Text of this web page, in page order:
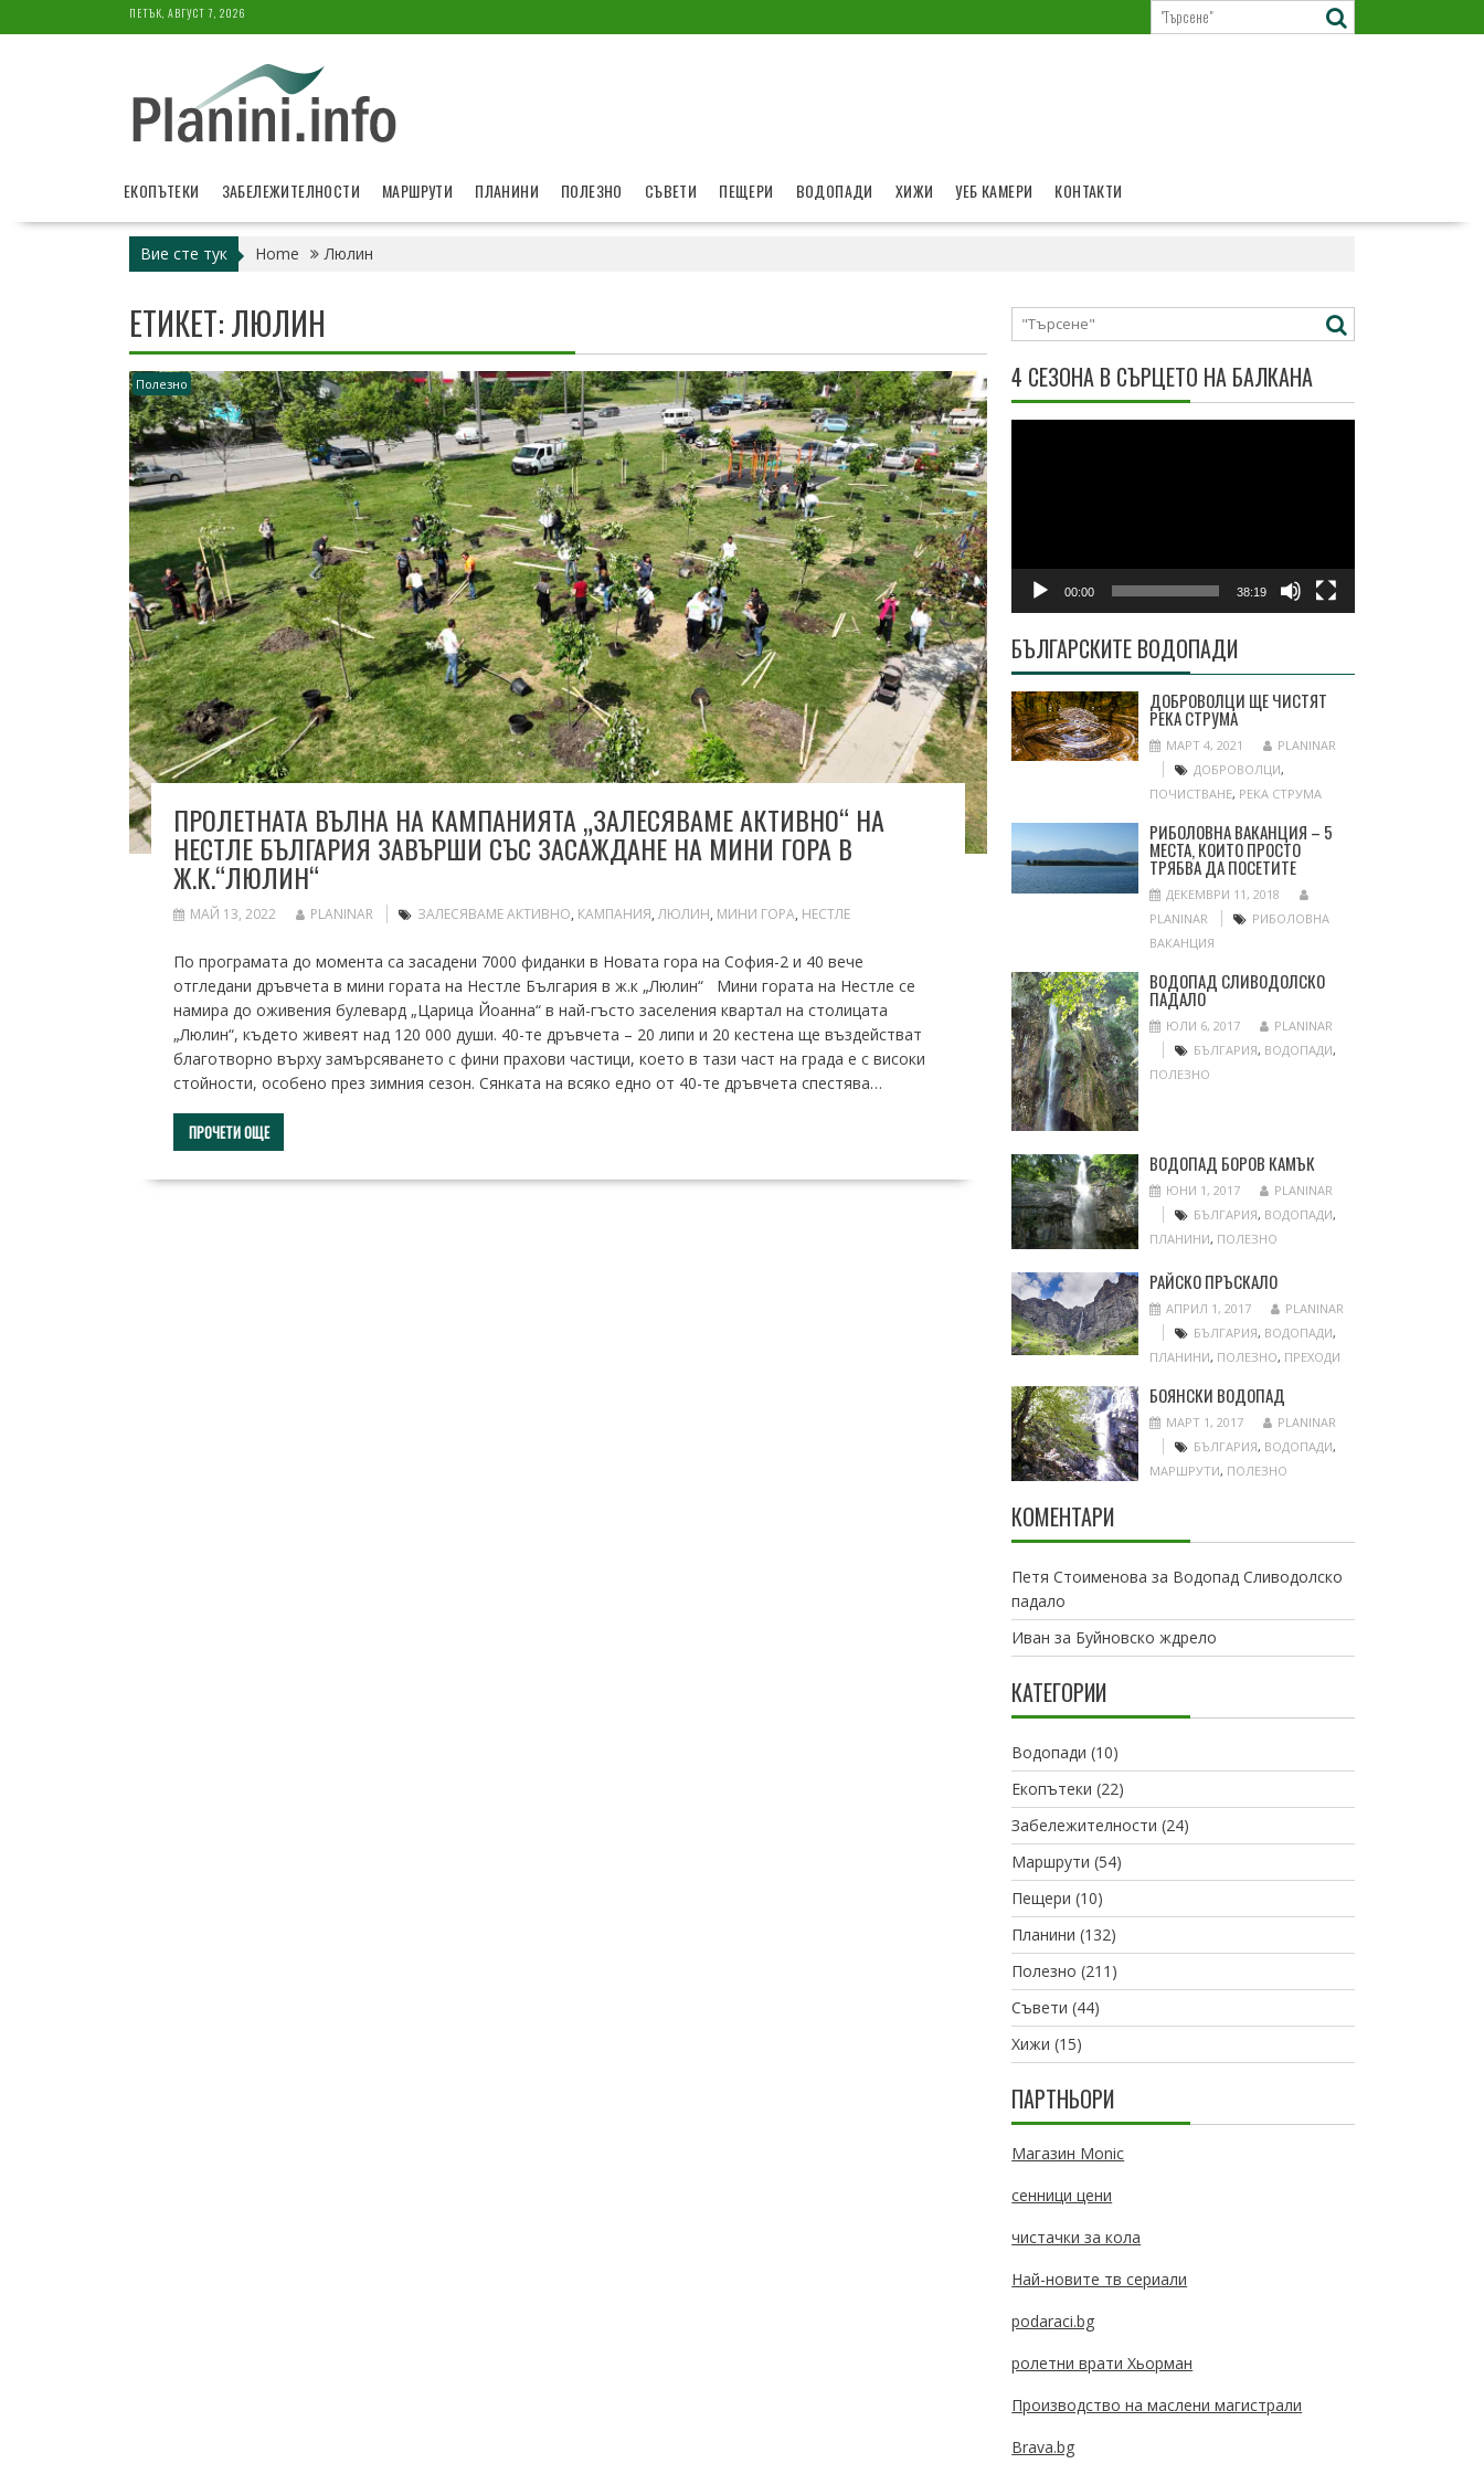
to
ПЕТЪК, АВГУСТ 7, 2026
ЕКОПЪТЕКИ ЗАБЕЛЕЖИТЕЛНОСТИ МАРШРУТИ ПЛАНИНИ ПОЛЕЗНО СЪВЕТИ ПЕЩЕРИ ВОДОПАДИ ХИЖИ УЕБ КАМЕРИ КОНТАКТИ
Вие сте тук Home Люлин
ЕТИКЕТ:ЛЮЛИН
Полезно
ПРОЛЕТНАТА ВЪЛНА НА КАМПАНИЯТА „ЗАЛЕСЯВАМЕ АКТИВНО“ НА
НЕСТЛЕ БЪЛГАРИЯ ЗАВЪРШИ СЪС ЗАСАЖДАНЕ НА МИНИ ГОРА В
Ж.К.“ЛЮЛИН“
МАЙ 13, 2022 PLANINAR ЗАЛЕСЯВАМЕ АКТИВНО, КАМПАНИЯ,ЛЮЛИН, МИНИ ГОРА, НЕСТЛЕ
По програмата до момента са засадени 7000 фиданки в Новата гора на София-2 и 40 вече
отгледани дръвчета в мини гората на Нестле България в ж.к „Люлин“ Мини гората на Нестле се
намира до оживения булевард „Царица Йоанна“ в най-гъсто заселения квартал на столицата
„Люлин“, където живеят над 120 000 души. 40-те дръвчета – 20 липи и 20 кестена ще въздействат
благотворно върху замърсяването с фини прахови частици, което в тази част на града е с високи
стойности, особено през зимния сезон. Сянката на всяко едно от 40-те дръвчета спестява…
ПРОЧЕТИ ОЩЕ
4 СЕЗОНА В СЪРЦЕТО НА БАЛКАНА
00:00 38:19
БЪЛГАРСКИТЕ ВОДОПАДИ
ДОБРОВОЛЦИ ЩЕ ЧИСТЯТ
РЕКА СТРУМА
МАРТ 4, 2021
PLANINAR
ДОБРОВОЛЦИ,
ПОЧИСТВАНЕ, РЕКА СТРУМА
РИБОЛОВНА ВАКАНЦИЯ – 5
МЕСТА, КОИТО ПРОСТО
ТРЯБВА ДА ПОСЕТИТЕ
ДЕКЕМВРИ 11, 2018
PLANINAR
РИБОЛОВНА
ВАКАНЦИЯ
ВОДОПАД СЛИВОДОЛСКО
ПАДАЛО
ЮЛИ 6, 2017
PLANINAR
БЪЛГАРИЯ, ВОДОПАДИ,
ПОЛЕЗНО
ВОДОПАД БОРОВ КАМЪК
ЮНИ 1, 2017
PLANINAR
БЪЛГАРИЯ, ВОДОПАДИ,
ПЛАНИНИ, ПОЛЕЗНО
РАЙСКО ПРЪСКАЛО
АПРИЛ 1, 2017
PLANINAR
БЪЛГАРИЯ, ВОДОПАДИ,
ПЛАНИНИ, ПОЛЕЗНО, ПРЕХОДИ
БОЯНСКИ ВОДОПАД
МАРТ 1, 2017
PLANINAR
БЪЛГАРИЯ, ВОДОПАДИ,
МАРШРУТИ, ПОЛЕЗНО
КОМЕНТАРИ
Петя Стоименова за Водопад Сливодолско
падало
Иван за Буйновско ждрело
КАТЕГОРИИ
Водопади (10)
Екопътеки (22)
Забележителности (24)
Маршрути (54)
Пещери (10)
Планини (132)
Полезно (211)
Съвети (44)
Хижи (15)
ПАРТНЬОРИ
Магазин Monic
сенници цени
чистачки за кола
Най-новите тв сериали
podaraci.bg
ролетни врати Хьорман
Производство на маслени магистрали
Brava.bg